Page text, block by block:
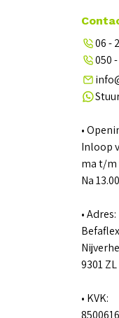
06 -
050
•
Inloop
ma t/m
Na
• Adres:
Befaflex
9301
• KVK: